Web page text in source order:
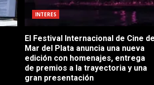
INTERES
El Festival Internacional de Cine
Mar del Plata anuncia una nueva
edición con homenajes, entrega
de premios a la trayectoria y una
gran presentación